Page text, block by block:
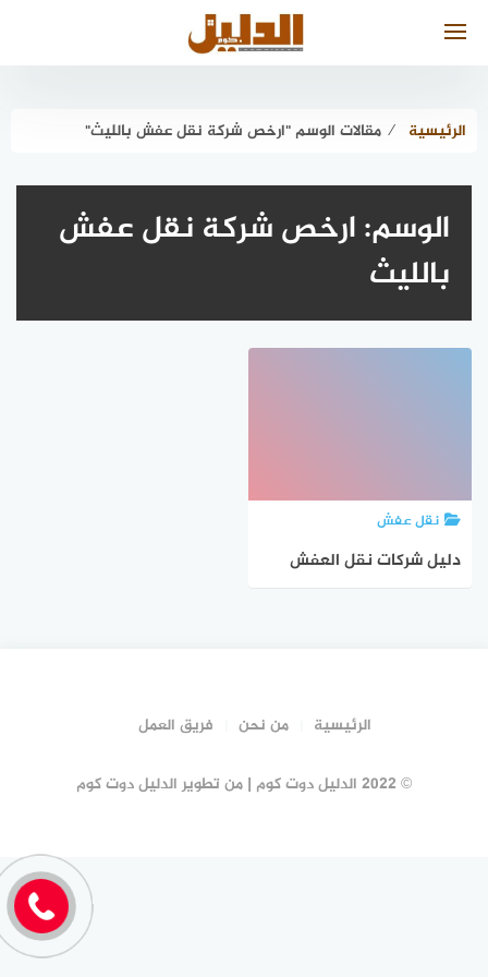
الرئيسية ⁄ مقالات الوسم "ارخص شركة نقل عفش بالليث"
الوسم:ارخص شركة نقل عفش
بالليث
نقل عفش
دليل شركات نقل العفش
الرئيسية من نحن فريق العمل
© 2022 الدليل دوت كوم | من تطوير الدليل دوت كوم